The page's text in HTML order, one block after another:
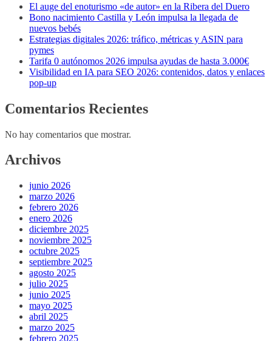
El auge del enoturismo «de autor» en la Ribera del Duero
Bono nacimiento Castilla y León impulsa la llegada de
nuevos bebés
Estrategias digitales 2026: tráfico, métricas y ASIN para
pymes
Tarifa 0 autónomos 2026 impulsa ayudas de hasta 3.000€
Visibilidad en IA para SEO 2026: contenidos, datos y enlaces
pop-up
Comentarios Recientes
No hay comentarios que mostrar.
Archivos
junio 2026
marzo 2026
febrero 2026
enero 2026
diciembre 2025
noviembre 2025
octubre 2025
septiembre 2025
agosto 2025
julio 2025
junio 2025
mayo 2025
abril 2025
marzo 2025
febrero 2025